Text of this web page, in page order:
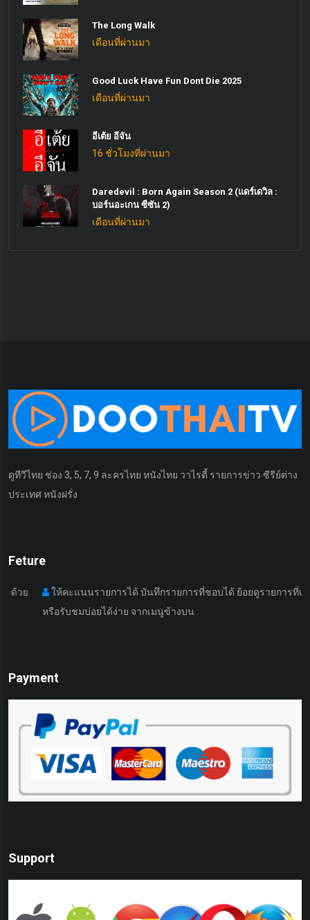
The Long Walk
เดือนที่ผ่านมา
Good Luck Have Fun Dont Die 2025
เดือนที่ผ่านมา
อีเต้ย อีจัน
16 ชั่วโมงที่ผ่านมา
Daredevil : Born Again Season 2 (แดร์เดวิล :
บอร์นอะเกน ซีซัน 2)
เดือนที่ผ่านมา
ดูทีวีไทย ช่อง 3, 5, 7, 9 ละครไทย หนังไทย วาไรตี้ รายการข่าว ซีรีย์ต่าง
ประเทศ หนังฝรั่ง
Feture
ให้คะแนนรายการได้ บันทึกรายการที่ชอบได้ ย้อยดูรายการที่เคยดูมา
หรือรับชมบ่อยได้ง่าย จากเมนูข้างบน
Payment
Support